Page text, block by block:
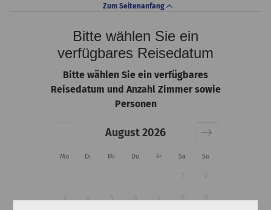
Zum Seitenanfang
Bitte wählen Sie ein
verfügbares Reisedatum
Bitte wählen Sie ein verfügbares
Reisedatum und Anzahl Zimmer sowie
Personen
Mo Di Mi Do Fr Sa So
August 2026
3 4 5 6 7 8 9